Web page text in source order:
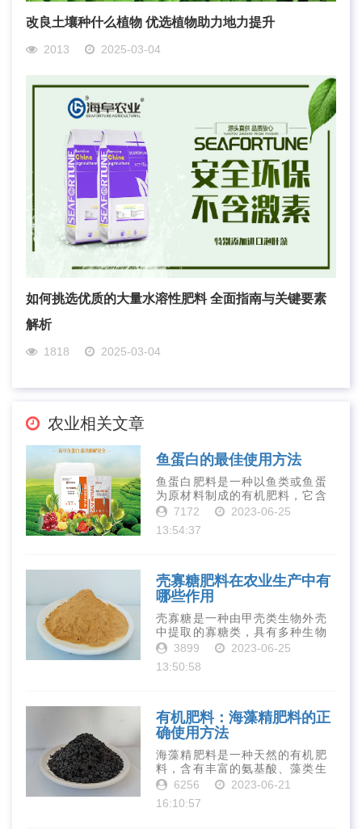
改良土壤种什么植物 优选植物助力地力提升
2013 2025-03-04
如何挑选优质的大量水溶性肥料 全面指南与关键要素
解析
1818 2025-03-04
农业相关文章
鱼蛋白的最佳使用方法
鱼蛋白肥料是一种以鱼类或鱼蛋
为原材料制成的有机肥料，它含
有丰富的营养物质，如氮、磷、
钾、钙、镁等元素以及多种微量
元素和植物生长因子。这些营养
7172
2023-06-25
13:54:37
壳寡糖肥料在农业生产中有
哪些作用
壳寡糖是一种由甲壳类生物外壳
中提取的寡糖类，具有多种生物
活性和营养价值。在农业生产
中，壳寡糖也有许多作用，特别
是作为一种新型的有机肥料，壳
3899
2023-06-25
13:50:58
有机肥料：海藻精肥料的正
确使用方法
海藻精肥料是一种天然的有机肥
料，含有丰富的氨基酸、藻类生
长素、维生素、微量元素、蛋白
质等营养物质，可以提高土壤肥
力、促进植物生长、增强植物抗
6256
2023-06-21
16:10:57